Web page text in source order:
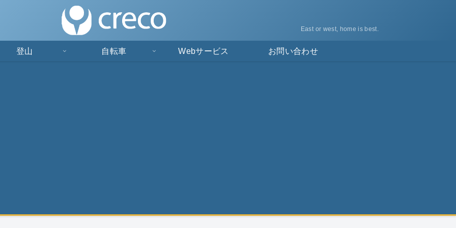
East or west, home is best.
登山 自転車 Webサービス お問い合わせ